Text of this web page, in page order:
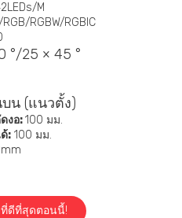
M
RGBW/RGBIC
°/25 × 45 °
น (แนวตั้ง)
งอ:100 มม.
: 100 มม.
ดีที่สุดตอนนี้!